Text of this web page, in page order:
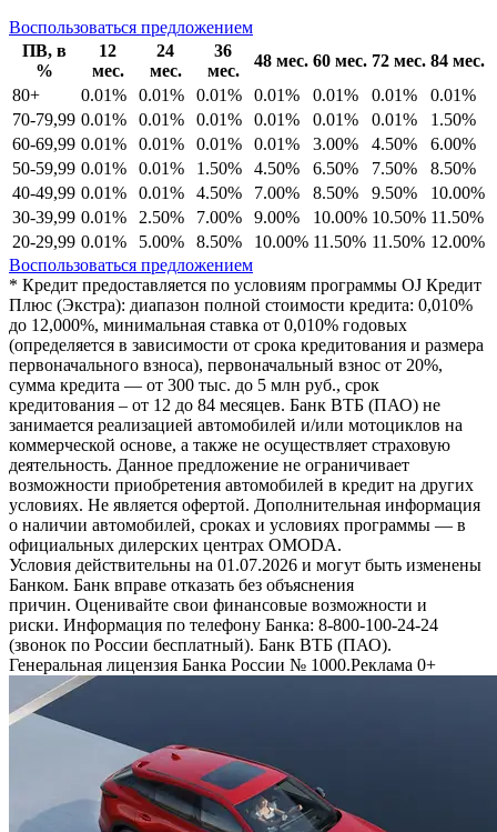
Воспользоваться предложением
ПВ, в
%
12
мес.
24
мес.
36
мес.
48 мес. 60 мес. 72 мес. 84 мес.
80+
0.01% 0.01% 0.01% 0.01% 0.01% 0.01%
0.01%
70-79,99 0.01% 0.01% 0.01% 0.01% 0.01% 0.01%
1.50%
60-69,99 0.01% 0.01% 0.01% 0.01% 3.00% 4.50%
6.00%
50-59,99 0.01% 0.01% 1.50% 4.50% 6.50% 7.50%
8.50%
40-49,99 0.01% 0.01% 4.50% 7.00% 8.50% 9.50%
10.00%
30-39,99 0.01% 2.50% 7.00% 9.00% 10.00% 10.50% 11.50%
20-29,99 0.01% 5.00% 8.50% 10.00% 11.50% 11.50% 12.00%
Воспользоваться предложением
* Кредит предоставляется по условиям программы OJ Кредит
Плюс (Экстра): диапазон полной стоимости кредита: 0,010%
до 12,000%, минимальная cтавка от 0,010% годовых
(определяется в зависимости от срока кредитования и размера
первоначального взноса), первоначальный взнос от 20%,
сумма кредита — от 300 тыс. до 5 млн руб., срок
кредитования – от 12 до 84 месяцев. Банк ВТБ (ПАО) не
занимается реализацией автомобилей и/или мотоциклов на
коммерческой основе, а также не осуществляет страховую
деятельность. Данное предложение не ограничивает
возможности приобретения автомобилей в кредит на других
условиях. Не является офертой. Дополнительная информация
о наличии автомобилей, сроках и условиях программы — в
официальных дилерских центрах OMODA.
Условия действительны на 01.07.2026 и могут быть изменены
Банком. Банк вправе отказать без объяснения
причин. Оценивайте свои финансовые возможности и
риски. Информация по телефону Банка: 8-800-100-24-24
(звонок по России бесплатный). Банк ВТБ (ПАО).
Генеральная лицензия Банка России № 1000.Реклама 0+